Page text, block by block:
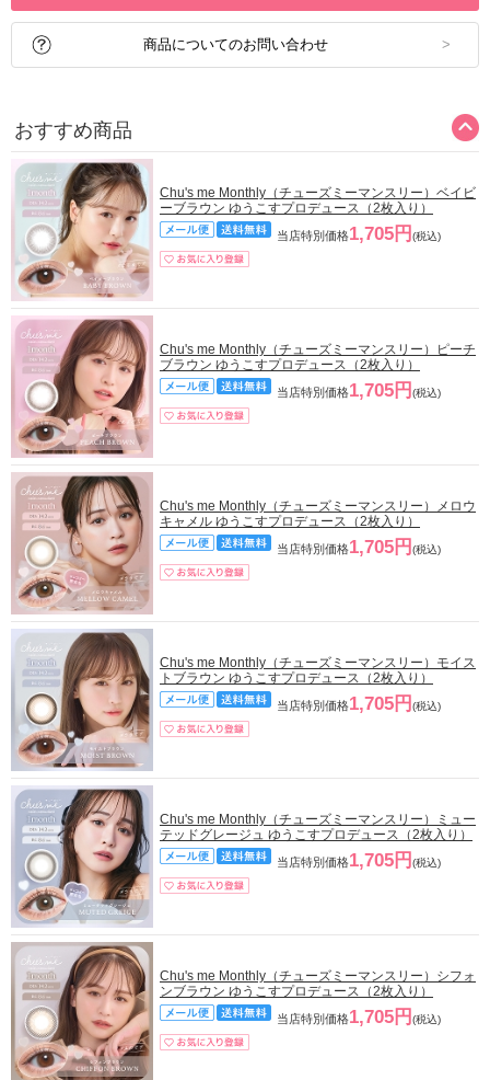
商品についてのお問い合わせ
おすすめ商品
Chu's me Monthly（チューズミーマンスリー）ベイビ
ーブラウン ゆうこすプロデュース（2枚入り）
当店特別価格1,705円 (税込)
Chu's me Monthly（チューズミーマンスリー）ピーチ
ブラウン ゆうこすプロデュース（2枚入り）
当店特別価格1,705円 (税込)
Chu's me Monthly（チューズミーマンスリー）メロウ
キャメル ゆうこすプロデュース（2枚入り）
当店特別価格1,705円 (税込)
Chu's me Monthly（チューズミーマンスリー）モイス
トブラウン ゆうこすプロデュース（2枚入り）
当店特別価格1,705円 (税込)
Chu's me Monthly（チューズミーマンスリー）ミュー
テッドグレージュ ゆうこすプロデュース（2枚入り）
当店特別価格1,705円 (税込)
Chu's me Monthly（チューズミーマンスリー）シフォ
ンブラウン ゆうこすプロデュース（2枚入り）
当店特別価格1,705円 (税込)